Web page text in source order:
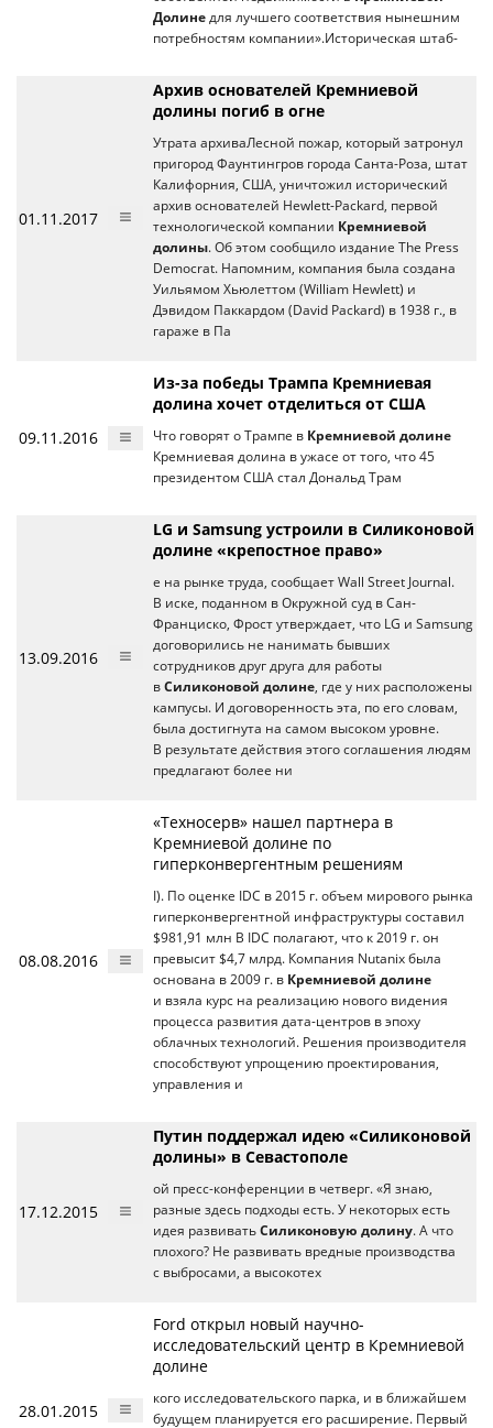
Долине для лучшего соответствия нынешним
потребностям компании».Историческая штаб-
01.11.2017
Архив основателей Кремниевой
долины погиб в огне
Утрата архиваЛесной пожар, который затронул
пригород Фаунтингров города Санта-Роза, штат
Калифорния, США, уничтожил исторический
архив основателей Hewlett-Packard, первой
технологической компании Кремниевой
долины. Об этом сообщило издание The Press
Democrat. Напомним, компания была создана
Уильямом Хьюлеттом (William Hewlett) и
Дэвидом Паккардом (David Packard) в 1938 г., в
гараже в Па
09.11.2016
Из-за победы Трампа Кремниевая
долина хочет отделиться от США
Что говорят о Трампе в Кремниевой долине
Кремниевая долина в ужасе от того, что 45
президентом США стал Дональд Трам
13.09.2016
LG и Samsung устроили в Силиконовой
долине «крепостное право»
е на рынке труда, сообщает Wall Street Journal.
В иске, поданном в Окружной суд в Сан-
Франциско, Фрост утверждает, что LG и Samsung
договорились не нанимать бывших
сотрудников друг друга для работы
в Силиконовой долине, где у них расположены
кампусы. И договоренность эта, по его словам,
была достигнута на самом высоком уровне.
В результате действия этого соглашения людям
предлагают более ни
08.08.2016
«Техносерв» нашел партнера в
Кремниевой долине по
гиперконвергентным решениям
I). По оценке IDC в 2015 г. объем мирового рынка
гиперконвергентной инфраструктуры составил
$981,91 млн В IDC полагают, что к 2019 г. он
превысит $4,7 млрд. Компания Nutanix была
основана в 2009 г. в Кремниевой долине
и взяла курс на реализацию нового видения
процесса развития дата-центров в эпоху
облачных технологий. Решения производителя
способствуют упрощению проектирования,
управления и
17.12.2015
Путин поддержал идею «Силиконовой
долины» в Севастополе
ой пресс-конференции в четверг. «Я знаю,
разные здесь подходы есть. У некоторых есть
идея развивать Силиконовую долину. А что
плохого? Не развивать вредные производства
с выбросами, а высокотех
28.01.2015
Ford открыл новый научно-
исследовательский центр в Кремниевой
долине
кого исследовательского парка, и в ближайшем
будущем планируется его расширение. Первый